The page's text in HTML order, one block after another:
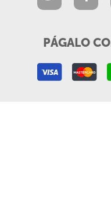
PÁGALO